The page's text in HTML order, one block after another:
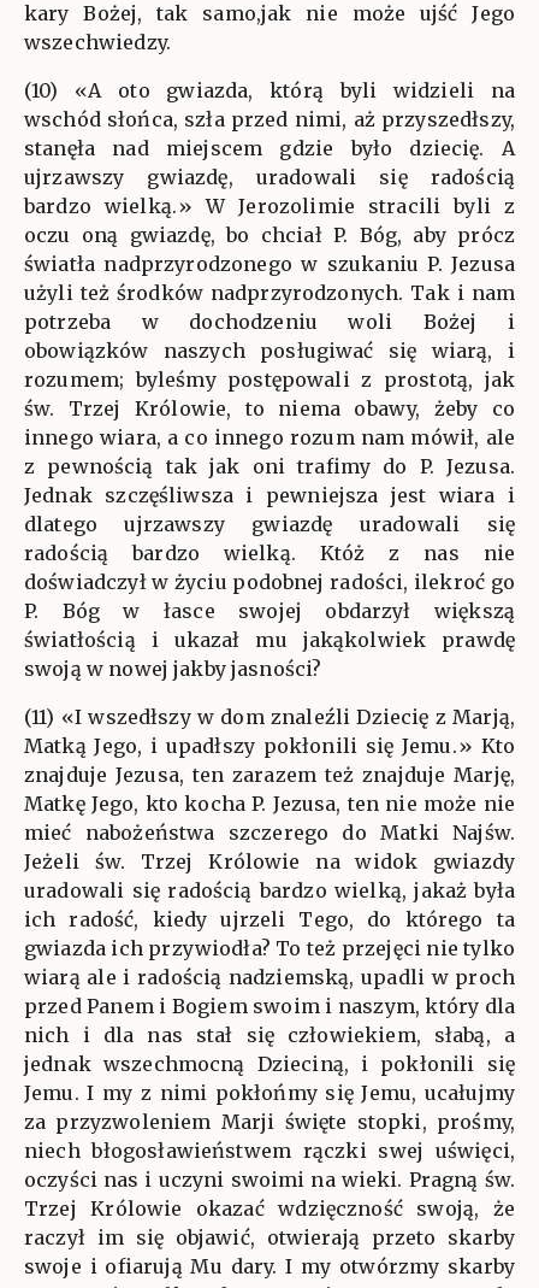
kary Bożej, tak samo,jak nie może ujść Jego
wszechwiedzy.
(10) «A oto gwiazda, którą byli widzieli na
wschód słońca, szła przed nimi, aż przyszedłszy,
stanęła nad miejscem gdzie było dziecię. A
ujrzawszy gwiazdę, uradowali się radością
bardzo wielką.» W Jerozolimie stracili byli z
oczu oną gwiazdę, bo chciał P. Bóg, aby prócz
światła nadprzyrodzonego w szukaniu P. Jezusa
użyli też środków nadprzyrodzonych. Tak i nam
potrzeba w dochodzeniu woli Bożej i
obowiązków naszych posługiwać się wiarą, i
rozumem; byleśmy postępowali z prostotą, jak
św. Trzej Królowie, to niema obawy, żeby co
innego wiara, a co innego rozum nam mówił, ale
z pewnością tak jak oni trafimy do P. Jezusa.
Jednak szczęśliwsza i pewniejsza jest wiara i
dlatego ujrzawszy gwiazdę uradowali się
radością bardzo wielką. Któż z nas nie
doświadczył w życiu podobnej radości, ilekroć go
P. Bóg w łasce swojej obdarzył większą
światłością i ukazał mu jakąkolwiek prawdę
swoją w nowej jakby jasności?
(11) «I wszedłszy w dom znaleźli Dziecię z Marją,
Matką Jego, i upadłszy pokłonili się Jemu.» Kto
znajduje Jezusa, ten zarazem też znajduje Marję,
Matkę Jego, kto kocha P. Jezusa, ten nie może nie
mieć nabożeństwa szczerego do Matki Najśw.
Jeżeli św. Trzej Królowie na widok gwiazdy
uradowali się radością bardzo wielką, jakaż była
ich radość, kiedy ujrzeli Tego, do którego ta
gwiazda ich przywiodła? To też przejęci nie tylko
wiarą ale i radością nadziemską, upadli w proch
przed Panem i Bogiem swoim i naszym, który dla
nich i dla nas stał się człowiekiem, słabą, a
jednak wszechmocną Dzieciną, i pokłonili się
Jemu. I my z nimi pokłońmy się Jemu, ucałujmy
za przyzwoleniem Marji święte stopki, prośmy,
niech błogosławieństwem rączki swej uświęci,
oczyści nas i uczyni swoimi na wieki. Pragną św.
Trzej Królowie okazać wdzięczność swoją, że
raczył im się objawić, otwierają przeto skarby
swoje i ofiarują Mu dary. I my otwórzmy skarby